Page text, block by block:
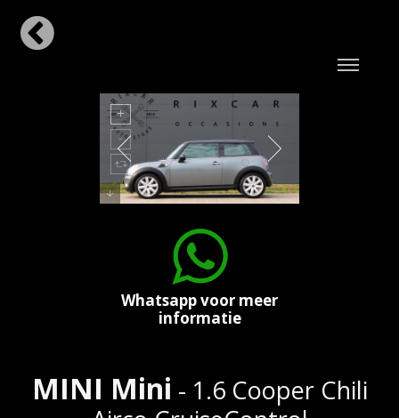
Whatsapp voor meer
informatie
MINI Mini - 1.6 Cooper Chili